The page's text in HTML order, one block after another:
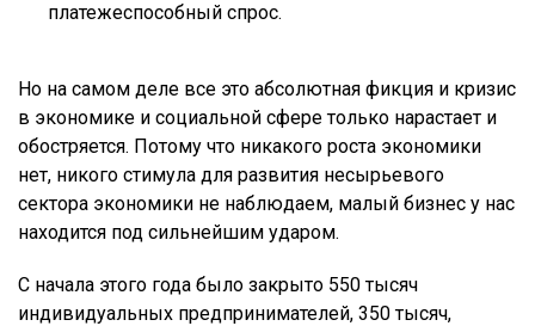
платежеспособный спрос.
Но на самом деле все это абсолютная фикция и кризис
в экономике и социальной сфере только нарастает и
обостряется. Потому что никакого роста экономики
нет, никого стимула для развития несырьевого
сектора экономики не наблюдаем, малый бизнес у нас
находится под сильнейшим ударом.
С начала этого года было закрыто 550 тысяч
индивидуальных предпринимателей, 350 тысяч,